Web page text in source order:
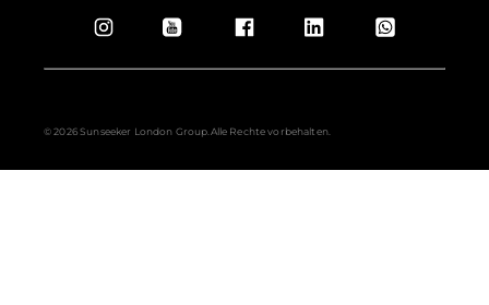
© 2026 Sunseeker London Group.Alle Rechte vorbehalten.